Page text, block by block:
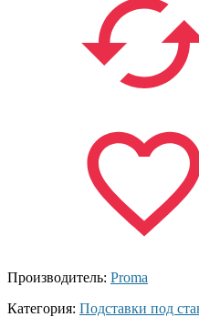
Производитель: Proma
Категория: Подставки под